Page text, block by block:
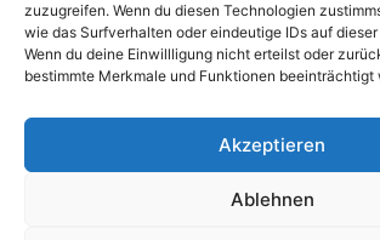
zuzugreifen. Wenn du diesen Technologien
wie das Surfverhalten oder eindeutige IDs auf
Wenn du deine Einwillligung nicht erteilst oder
bestimmte Merkmale und Funktionen beeinträchtigt
Akzeptieren
Ablehnen